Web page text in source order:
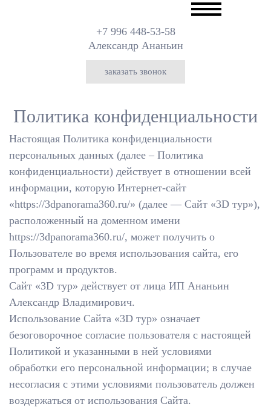
+7 996 448-53-58
Александр Ананьин
заказать звонок
Политика конфиденциальности
Настоящая Политика конфиденциальности
персональных данных (далее – Политика
конфиденциальности) действует в отношении всей
информации, которую Интернет-сайт
«https://3dpanorama360.ru/» (далее — Сайт «3D тур»),
расположенный на доменном имени
https://3dpanorama360.ru/, может получить о
Пользователе во время использования сайта, его
программ и продуктов.
Сайт «3D тур» действует от лица ИП Ананьин
Александр Владимирович.
Использование Сайта «3D тур» означает
безоговорочное согласие пользователя с настоящей
Политикой и указанными в ней условиями
обработки его персональной информации; в случае
несогласия с этими условиями пользователь должен
воздержаться от использования Сайта.